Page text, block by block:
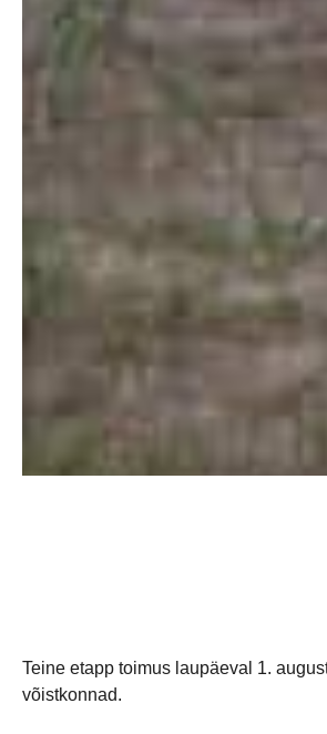
Teine etapp toimus laupäeval 1.
võistkonnad.